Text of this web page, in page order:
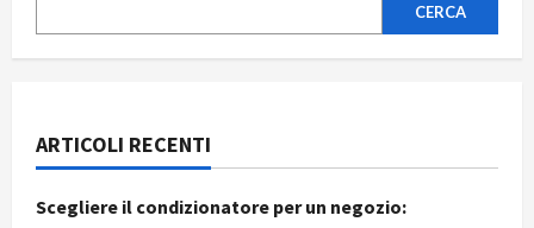
CERCA
ARTICOLI RECENTI
Scegliere il condizionatore per un negozio: